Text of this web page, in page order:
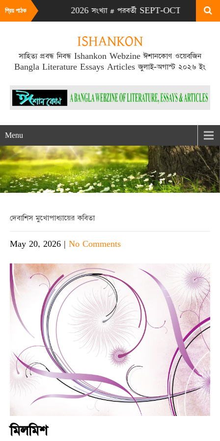
প্রিয় পাঠক
JULY-AUG 2026 সংখ্যা # পরবর্তী SEPT-OCT 2026 সংখ্যা
ISHANKON
সাহিত্য প্রবন্ধ নিবন্ধ Ishankon Webzine ঈশানকোণ ওয়েবজিন
Bangla Literature Essays Articles জুলাই-অগাস্ট ২০২৬ ইং
Menu
দেবাশিস মুখোপাধ্যায়ের কবিতা
May 20, 2026 | No Comments
মিলমিশ